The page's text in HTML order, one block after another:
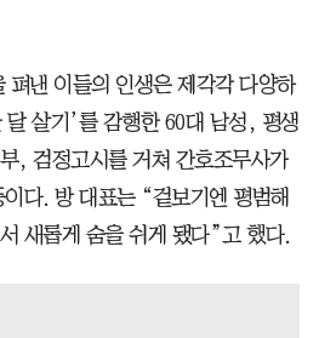
펴낸 이들의 인생은 제각각 다양하
살기’를 감행한 60대 남성, 평생
, 검정고시를 거쳐 간호조무사가
다. 방 대표는 “겉보기엔 평범해
새롭게 숨을 쉬게 됐다”고 했다.